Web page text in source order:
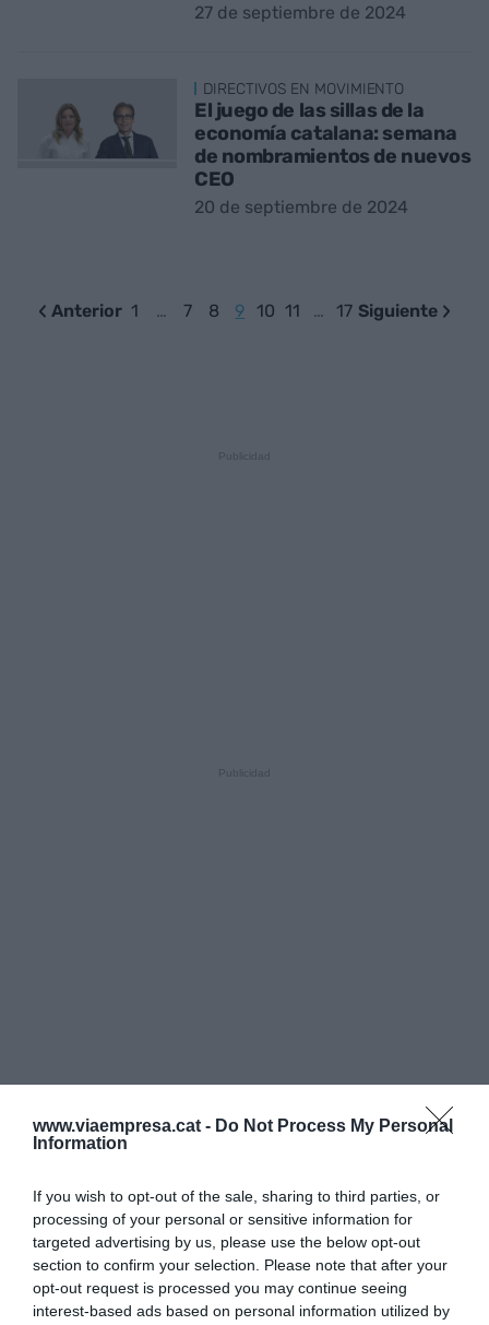
www.viaempresa.cat - Do Not Process My Personal
Information
If you wish to opt-out of the sale, sharing to third parties, or
processing of your personal or sensitive information for
targeted advertising by us, please use the below opt-out
section to confirm your selection. Please note that after your
opt-out request is processed you may continue seeing
interest-based ads based on personal information utilized by
27 de septiembre de 2024
DIRECTIVOS EN MOVIMIENTO
El juego de las sillas de la
economía catalana: semana
de nombramientos de nuevos
CEO
20 de septiembre de 2024
Anterior 1 … 7 8 9 10 11 … 17 Siguiente